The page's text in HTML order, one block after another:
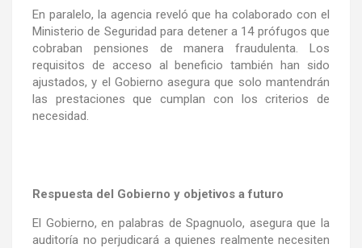
En paralelo, la agencia reveló que ha colaborado con el
Ministerio de Seguridad para detener a 14 prófugos que
cobraban pensiones de manera fraudulenta. Los
requisitos de acceso al beneficio también han sido
ajustados, y el Gobierno asegura que solo mantendrán
las prestaciones que cumplan con los criterios de
necesidad.
Respuesta del Gobierno y objetivos a futuro
El Gobierno, en palabras de Spagnuolo, asegura que la
auditoría no perjudicará a quienes realmente necesiten